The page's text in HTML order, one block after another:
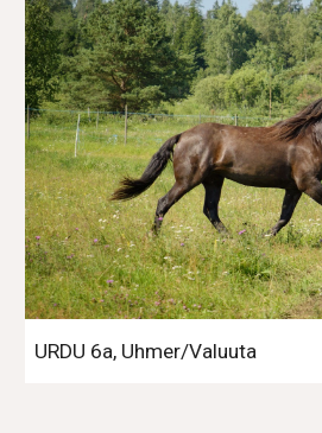
URDU 6a, Uhmer/Valuuta